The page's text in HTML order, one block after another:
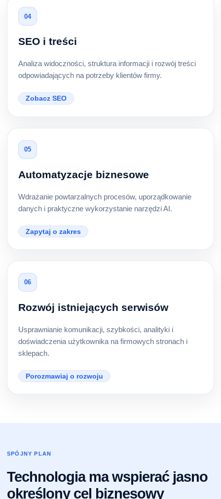
04
SEO i treści
Analiza widoczności, struktura informacji i rozwój treści
odpowiadających na potrzeby klientów firmy.
Zobacz SEO
05
Automatyzacje biznesowe
Wdrażanie powtarzalnych procesów, uporządkowanie
danych i praktyczne wykorzystanie narzędzi AI.
Zapytaj o zakres
06
Rozwój istniejących serwisów
Usprawnianie komunikacji, szybkości, analityki i
doświadczenia użytkownika na firmowych stronach i
sklepach.
Porozmawiaj o rozwoju
SPÓJNY PLAN
Technologia ma wspierać jasno
określony cel biznesowy